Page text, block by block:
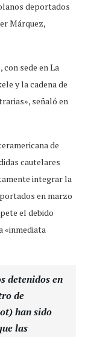
deportados
Márquez,
sede en La
y la cadena de
señaló en
de
cautelares
integrar la
en marzo
el debido
«inmediata
detenidos en
de
han sido
las